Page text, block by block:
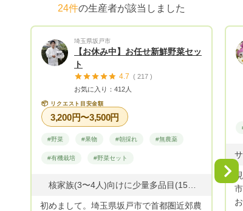
した。 「うちの子は、 葉物はキラ
と言って バクバク食べてくれました。 私
も食べたところ、パリッとしていて苦くな
くて、ほんのり甘い･･･レタスって甘かっ
たんですね」と 子供は正直です。美味し
くなければ、食べてくれません。 食べて
くれないのは、美味しくないからです。
「おいしい！」と笑顔で食べてくれる野菜
であること。それこそ、野菜も喜んでくれ
んこだわる。 ２．食べた物が、身体を作
る。よって、身体に良い野菜にこだわる。
３．食べて笑顔になれる野菜を送り出す。
24件の生産者が該当しました
埼玉県坂戸市
【お休み中】お任せ新鮮野菜セッ
ト
4.7 ( 217 )
お気に入り：412人
📦 リクエスト目安金額
3,200円〜3,500円
#野菜 #果物 #朝採れ #無農薬
#有機栽培 #野菜セット
初めまして。埼玉県坂戸市で首都圏近郊農